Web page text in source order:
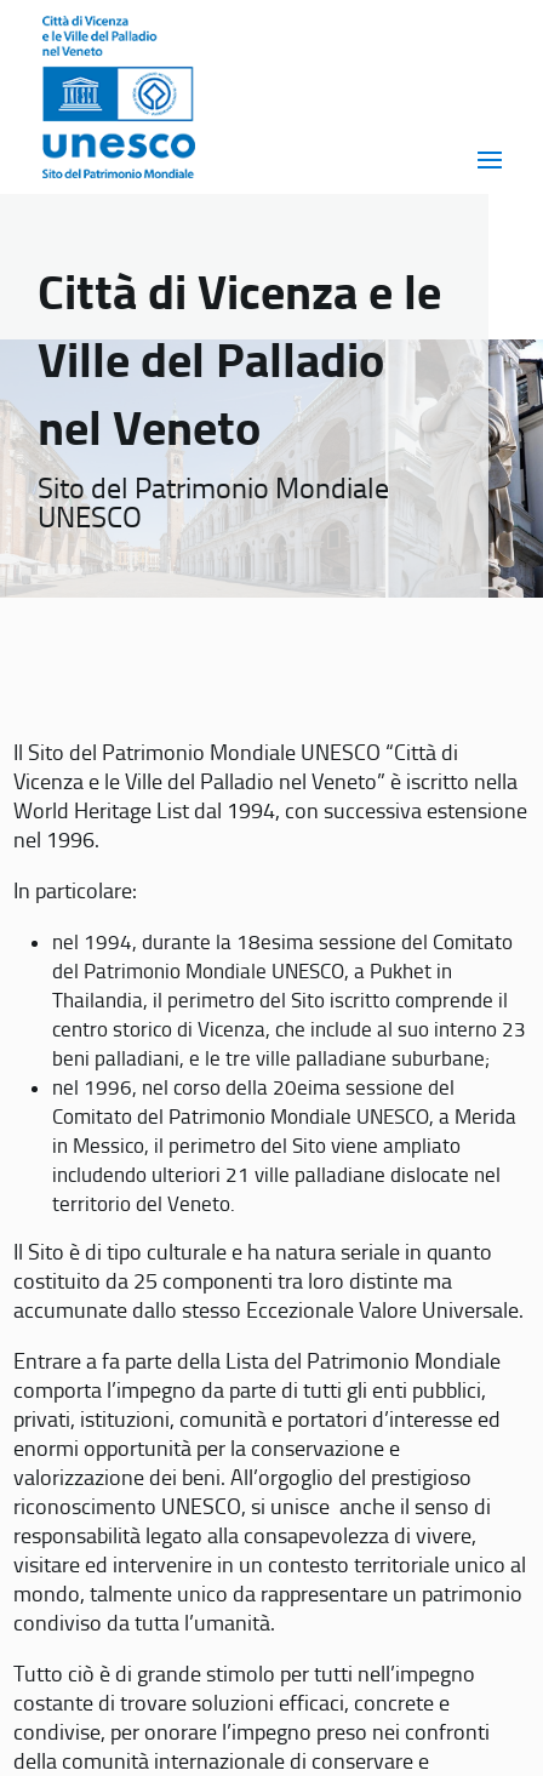
Città di Vicenza e le
Ville del Palladio
nel Veneto
Sito del Patrimonio Mondiale
UNESCO
Il Sito del Patrimonio Mondiale UNESCO “Città di
Vicenza e le Ville del Palladio nel Veneto” è iscritto nella
World Heritage List dal 1994, con successiva estensione
nel 1996.
In particolare:
nel 1994, durante la 18esima sessione del Comitato
del Patrimonio Mondiale UNESCO, a Pukhet in
Thailandia, il perimetro del Sito iscritto comprende il
centro storico di Vicenza, che include al suo interno 23
beni palladiani, e le tre ville palladiane suburbane;
nel 1996, nel corso della 20eima sessione del
Comitato del Patrimonio Mondiale UNESCO, a Merida
in Messico, il perimetro del Sito viene ampliato
includendo ulteriori 21 ville palladiane dislocate nel
territorio del Veneto.
Il Sito è di tipo culturale e ha natura seriale in quanto
costituito da 25 componenti tra loro distinte ma
accumunate dallo stesso Eccezionale Valore Universale.
Entrare a fa parte della Lista del Patrimonio Mondiale
comporta l’impegno da parte di tutti gli enti pubblici,
privati, istituzioni, comunità e portatori d’interesse ed
enormi opportunità per la conservazione e
valorizzazione dei beni. All’orgoglio del prestigioso
riconoscimento UNESCO, si unisce anche il senso di
responsabilità legato alla consapevolezza di vivere,
visitare ed intervenire in un contesto territoriale unico al
mondo, talmente unico da rappresentare un patrimonio
condiviso da tutta l’umanità.
Tutto ciò è di grande stimolo per tutti nell’impegno
costante di trovare soluzioni efficaci, concrete e
condivise, per onorare l’impegno preso nei confronti
della comunità internazionale di conservare e